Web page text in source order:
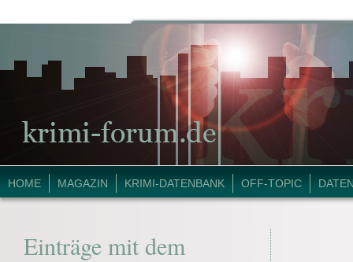
HOME MAGAZIN KRIMI-DATENBANK OFF-TOPIC
Einträge mit dem